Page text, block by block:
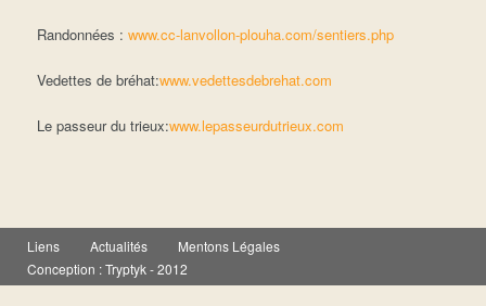
Randonnées :www.cc-lanvollon-plouha.com/sentiers.php
Vedettes de bréhat:www.vedettesdebrehat.com
Le passeur du trieux:www.lepasseurdutrieux.com
Liens Actualités
Mentons Légales
Conception :Tryptyk- 2012